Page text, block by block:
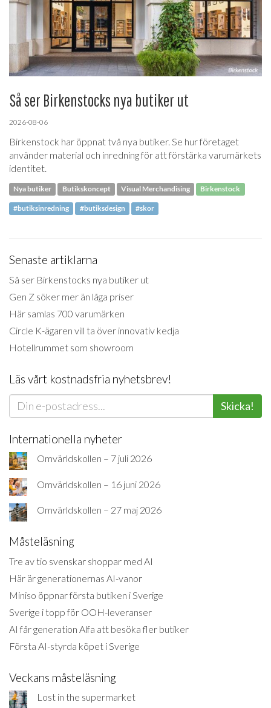
Så ser Birkenstocks nya butiker ut
2026-08-06
Birkenstock har öppnat två nya butiker. Se hur företaget
använder material och inredning för att förstärka varumärkets
identitet.
Nya butiker Butikskoncept Visual Merchandising Birkenstock
#butiksinredning #butiksdesign #skor
Senaste artiklarna
Så ser Birkenstocks nya butiker ut
Gen Z söker mer än låga priser
Här samlas 700 varumärken
Circle K-ägaren vill ta över innovativ kedja
Hotellrummet som showroom
Läs vårt kostnadsfria nyhetsbrev!
Skicka!
Internationella nyheter
Omvärldskollen – 7 juli 2026
Omvärldskollen – 16 juni 2026
Omvärldskollen – 27 maj 2026
Måsteläsning
Tre av tio svenskar shoppar med AI
Här är generationernas AI-vanor
Miniso öppnar första butiken i Sverige
Sverige i topp för OOH-leveranser
AI får generation Alfa att besöka fler butiker
Första AI-styrda köpet i Sverige
Veckans måsteläsning
Lost in the supermarket